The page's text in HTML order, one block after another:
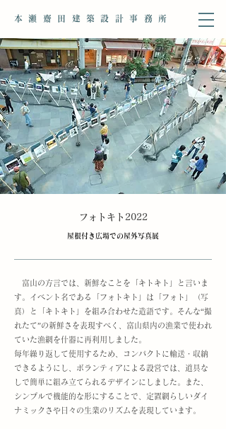
本瀬齋田建築設計事務所​
​フォトキト2022
屋根付き広場での屋外写真展
富山の方言では、新鮮なことを「キトキト」と言いま
す。イベント名である「フォトキト」は「フォト」（写
真）と「キトキト」を組み合わせた造語です。そんな“撮
れたて”の新鮮さを表現すべく、富山県内の漁業で使われ
ていた漁網を什器に再利用しました。
毎年繰り返して使用するため、コンパクトに輸送・収納
できるようにし、ボランティアによる設営では、道具な
しで簡単に組み立てられるデザインにしました。また、
シンプルで機能的な形にすることで、定置網らしいダイ
ナミックさや日々の生業のリズムを表現しています。